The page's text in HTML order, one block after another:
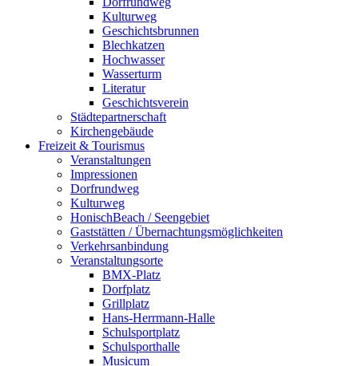
Kulturweg
Geschichtsbrunnen
Blechkatzen
Hochwasser
Wasserturm
Literatur
Geschichtsverein
Städtepartnerschaft
Kirchengebäude
Freizeit & Tourismus
Veranstaltungen
Impressionen
Dorfrundweg
Kulturweg
HonischBeach / Seengebiet
Gaststätten / Übernachtungsmöglichkeiten
Verkehrsanbindung
Veranstaltungsorte
BMX-Platz
Dorfplatz
Grillplatz
Hans-Herrmann-Halle
Schulsportplatz
Schulsporthalle
Musicum